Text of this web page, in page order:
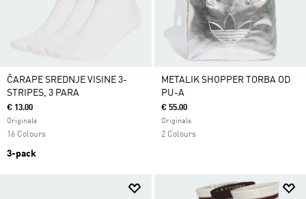
ČARAPE SREDNJE VISINE 3-
STRIPES, 3 PARA
€ 13.00
Originals
16 Colours
3-pack
METALIK SHOPPER TORBA OD
PU-A
€ 55.00
Originals
2 Colours